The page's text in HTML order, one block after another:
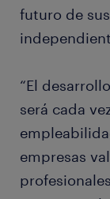
futuro de
“El
será cada
empresas